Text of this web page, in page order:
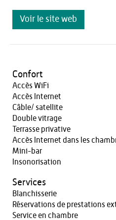
Voir le site web
Confort
Accès WiFi
Accès Internet
Câble/ satellite
Double vitrage
Terrasse privative
Accès Internet dans les
Mini-bar
Insonorisation
Services
Blanchisserie
Réservations de prestations
Service en chambre